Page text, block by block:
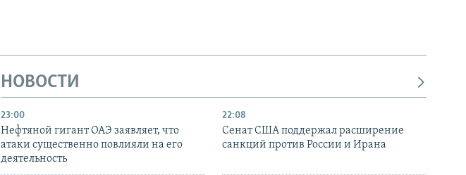
НОВОСТИ
23:00
Нефтяной гигант ОАЭ заявляет, что
атаки существенно повлияли на его
деятельность
22:08
Сенат США поддержал расширение
санкций против России и Ирана